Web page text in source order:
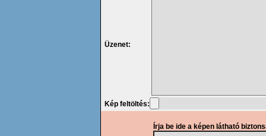
Üzenet:
Kép feltöltés:
Írja be ide a képen látható